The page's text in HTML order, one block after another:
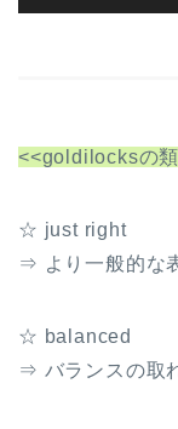
声
ヤ
<<goldilocksの
☆ just right
⇒ より一般的な
☆ balanced
⇒ バランスの取